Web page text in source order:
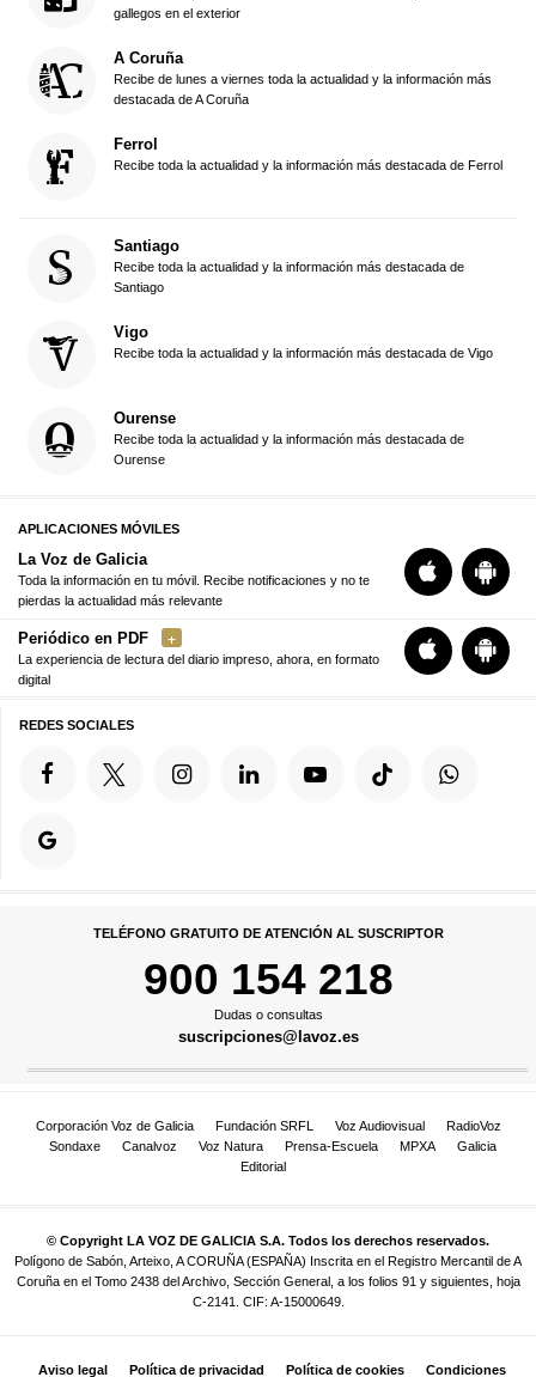
gallegos en el exterior
A Coruña
Recibe de lunes a viernes toda la actualidad y la información más
destacada de A Coruña
Ferrol
Recibe toda la actualidad y la información más destacada de Ferrol
Santiago
Recibe toda la actualidad y la información más destacada de
Santiago
Vigo
Recibe toda la actualidad y la información más destacada de Vigo
Ourense
Recibe toda la actualidad y la información más destacada de
Ourense
APLICACIONES MÓVILES
La Voz de Galicia
Toda la información en tu móvil. Recibe notificaciones y no te
pierdas la actualidad más relevante
Periódico en PDF
La experiencia de lectura del diario impreso, ahora, en formato
digital
REDES SOCIALES
TELÉFONO GRATUITO DE ATENCIÓN AL SUSCRIPTOR
900 154 218
Dudas o consultas
suscripciones@lavoz.es
Corporación Voz de Galicia Fundación SRFL Voz Audiovisual
RadioVoz
Sondaxe
Canalvoz Voz Natura Prensa-Escuela MPXA
Galicia
Editorial
© Copyright LA VOZ DE GALICIA S.A. Todos los derechos reservados.
Polígono de Sabón, Arteixo, A CORUÑA (ESPAÑA) Inscrita en el Registro Mercantil de A
Coruña en el Tomo 2438 del Archivo, Sección General, a los folios 91 y siguientes, hoja
C-2141. CIF: A-15000649.
Aviso legal Política de privacidad Política de cookies Condiciones